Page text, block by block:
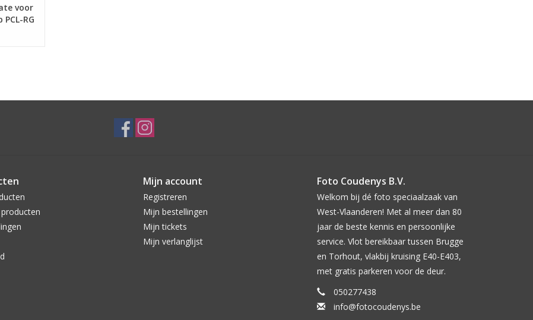
voor
RG
Mijn account
Registreren
Mijn bestellingen
Mijn tickets
Mijn verlanglijst
Foto Coudenys B.V.
Welkom bij dé foto speciaalzaak van
West-Vlaanderen! Met al meer dan 80
jaar de beste kennis en persoonlijke
service. Vlot bereikbaar tussen Brugge
en Torhout, vlakbij kruising E40-E403,
met gratis parkeren voor de deur.
050277438
info@fotocoudenys.be